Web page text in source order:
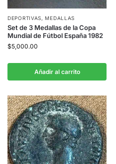
DEPORTIVAS, MEDALLAS
Set de 3 Medallas de la Copa
Mundial de Fútbol España 1982
$5,000.00
Añadir al carrito